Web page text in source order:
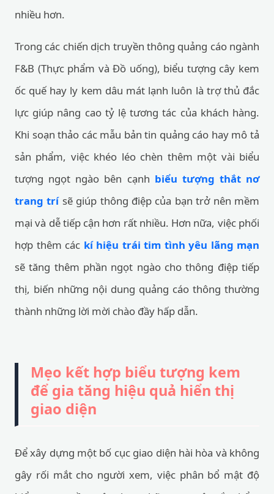
nhiều hơn.
Trong các chiến dịch truyền thông quảng cáo ngành
F&B (Thực phẩm và Đồ uống), biểu tượng cây kem
ốc quế hay ly kem dâu mát lạnh luôn là trợ thủ đắc
lực giúp nâng cao tỷ lệ tương tác của khách hàng.
Khi soạn thảo các mẫu bản tin quảng cáo hay mô tả
sản phẩm, việc khéo léo chèn thêm một vài biểu
tượng ngọt ngào bên cạnh biểu tượng thắt nơ
trang trísẽ giúp thông điệp của bạn trở nên mềm
mại và dễ tiếp cận hơn rất nhiều. Hơn nữa, việc phối
hợp thêm các kí hiệu trái tim tình yêu lãng mạn
sẽ tăng thêm phần ngọt ngào cho thông điệp tiếp
thị, biến những nội dung quảng cáo thông thường
thành những lời mời chào đầy hấp dẫn.
Mẹo kết hợp biểu tượng kem
để gia tăng hiệu quả hiển thị
giao diện
Để xây dựng một bố cục giao diện hài hòa và không
gây rối mắt cho người xem, việc phân bổ mật độ